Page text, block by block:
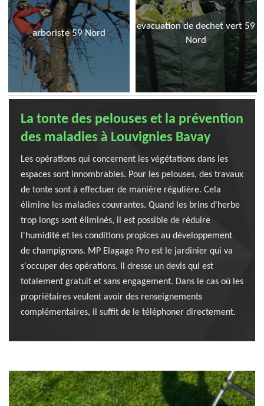
arboriste 59 Nord
evacuation de dechet vert 59
Nord
La tonte des pelouses et la prévention
des maladies à Louvignies Bavay
Les opérations qui concernent les végétations dans les
espaces sont innombrables. Pour les pelouses, des travaux
de tonte sont à effectuer de manière régulière. Cela
élimine les maladies couvrantes. Quand les brins d'herbe
trop longs sont éliminés, il est possible de réduire
l'humidité et les conditions propices au développement
de champignons. MP Elagage Pro est le jardinier qui va
s'occuper des opérations. Il dresse un devis qui est
totalement gratuit et sans engagement. Dans le cas où les
propriétaires veulent avoir des renseignements
complémentaires, il suffit de le téléphoner directement.